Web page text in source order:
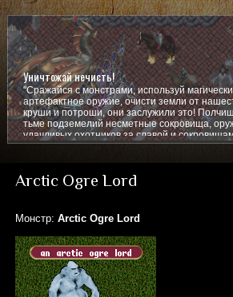
Уничтожай нечисть!
"Сражайся с монстрами, используй
артефактное оружие, очисти земли от
круши и потроши, они заслужили это!
тьме подземелий несметные сокровища,
удачливых охотников за славой и
покажи им кто тут главный!
Arctic Ogre Lord
Монстр: Arctic Ogre Lord